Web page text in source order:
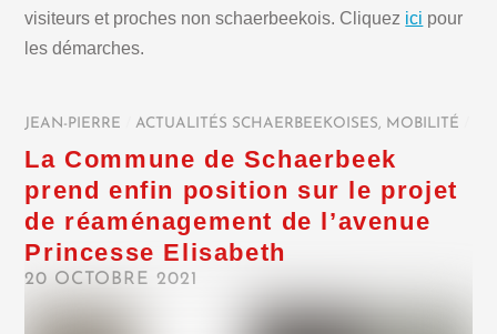
visiteurs et proches non schaerbeekois. Cliquez ici pour
les démarches.
JEAN-PIERRE ACTUALITÉS SCHAERBEEKOISES, MOBILITÉ
La Commune de Schaerbeek
prend enfin position sur le projet
de réaménagement de l’avenue
Princesse Elisabeth
20 OCTOBRE 2021